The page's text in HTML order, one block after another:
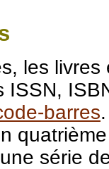
les
ISSN,
barres
série